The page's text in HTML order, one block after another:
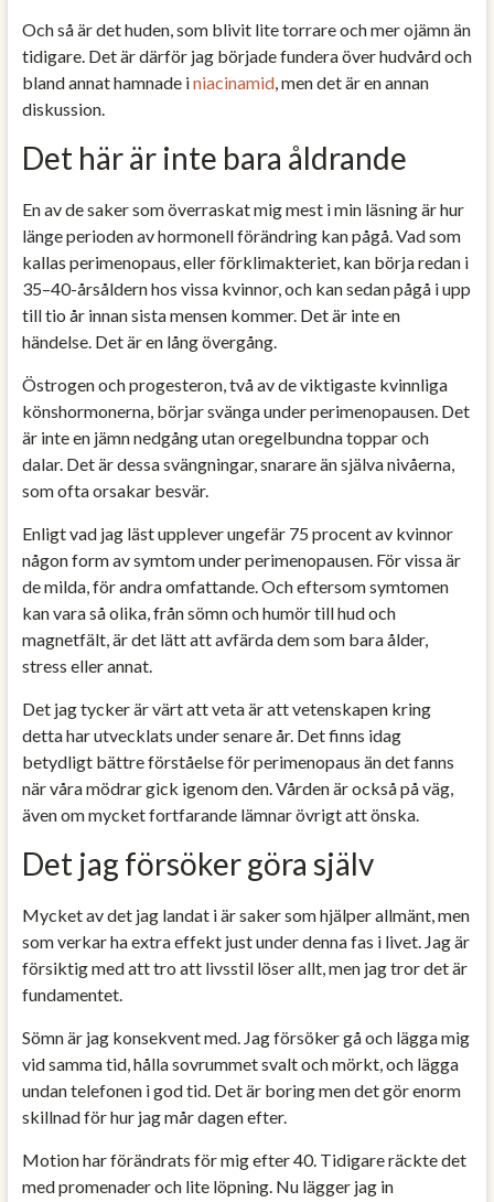
Och så är det huden, som blivit lite torrare och mer ojämn än
tidigare. Det är därför jag började fundera över hudvård och
bland annat hamnade iniacinamid, men det är en annan
diskussion.
Det här är inte bara åldrande
En av de saker som överraskat mig mest i min läsning är hur
länge perioden av hormonell förändring kan pågå. Vad som
kallas perimenopaus, eller förklimakteriet, kan börja redan i
35–40-årsåldern hos vissa kvinnor, och kan sedan pågå i upp
till tio år innan sista mensen kommer. Det är inte en
händelse. Det är en lång övergång.
Östrogen och progesteron, två av de viktigaste kvinnliga
könshormonerna, börjar svänga under perimenopausen. Det
är inte en jämn nedgång utan oregelbundna toppar och
dalar. Det är dessa svängningar, snarare än själva nivåerna,
som ofta orsakar besvär.
Enligt vad jag läst upplever ungefär 75 procent av kvinnor
någon form av symtom under perimenopausen. För vissa är
de milda, för andra omfattande. Och eftersom symtomen
kan vara så olika, från sömn och humör till hud och
magnetfält, är det lätt att avfärda dem som bara ålder,
stress eller annat.
Det jag tycker är värt att veta är att vetenskapen kring
detta har utvecklats under senare år. Det finns idag
betydligt bättre förståelse för perimenopaus än det fanns
när våra mödrar gick igenom den. Vården är också på väg,
även om mycket fortfarande lämnar övrigt att önska.
Det jag försöker göra själv
Mycket av det jag landat i är saker som hjälper allmänt, men
som verkar ha extra effekt just under denna fas i livet. Jag är
försiktig med att tro att livsstil löser allt, men jag tror det är
fundamentet.
Sömn är jag konsekvent med. Jag försöker gå och lägga mig
vid samma tid, hålla sovrummet svalt och mörkt, och lägga
undan telefonen i god tid. Det är boring men det gör enorm
skillnad för hur jag mår dagen efter.
Motion har förändrats för mig efter 40. Tidigare räckte det
med promenader och lite löpning. Nu lägger jag in